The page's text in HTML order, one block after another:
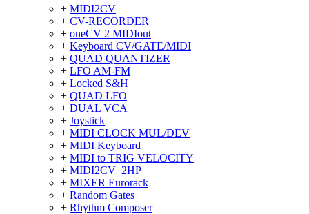
+ MIDI2CV
+ CV-RECORDER
+ oneCV 2 MIDIout
+ Keyboard CV/GATE/MIDI
+ QUAD QUANTIZER
+ LFO AM-FM
+ Locked S&H
+ QUAD LFO
+ DUAL VCA
+ Joystick
+ MIDI CLOCK MUL/DEV
+ MIDI Keyboard
+ MIDI to TRIG VELOCITY
+ MIDI2CV_2HP
+ MIXER Eurorack
+ Random Gates
+ Rhythm Composer